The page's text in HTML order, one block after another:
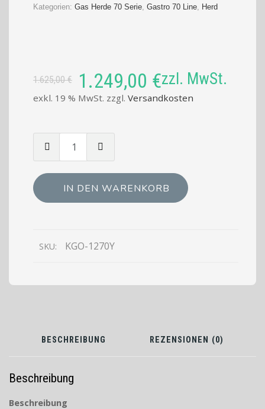
Kategorien: Gas Herde 70 Serie Gastro 70 Line Herd
1.625,00€
Ursprünglicher
Preis
1.625,00 €
1.249,00 €
Aktueller
Preis
1.249,00 €.
zzl. MwSt.
exkl. 19 % MwSt. zzgl. Versandkosten
von
1270Y
Gasherd
IN DEN WARENKORB
SKU: KGO-1270Y
BESCHREIBUNG REZENSIONEN (0)
Beschreibung
Beschreibung